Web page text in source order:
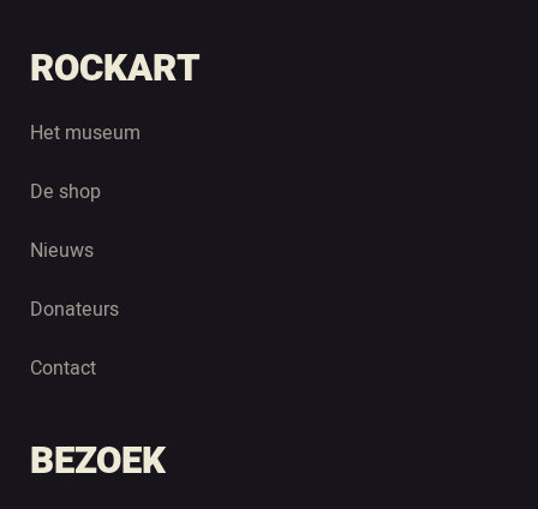
ROCKART
Het museum
De shop
Nieuws
Donateurs
Contact
BEZOEK